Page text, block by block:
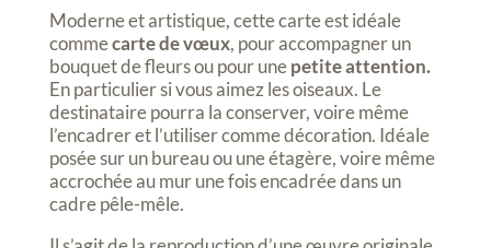
Moderne et artistique, cette carte est idéale
commecarte de vœux, pour accompagner un
bouquet de fleurs ou pour unepetite attention.
En particulier si vous aimez les oiseaux. Le
destinataire pourra la conserver, voire même
l’encadrer et l’utiliser comme décoration. Idéale
posée sur un bureau ou une étagère, voire même
accrochée au mur une fois encadrée dans un
cadre pêle-mêle.